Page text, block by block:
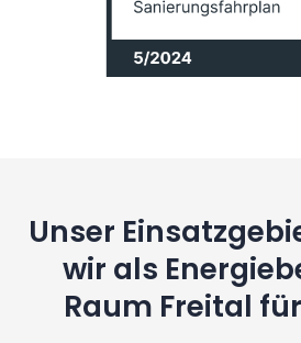
Unser
wir als
Raum Freital